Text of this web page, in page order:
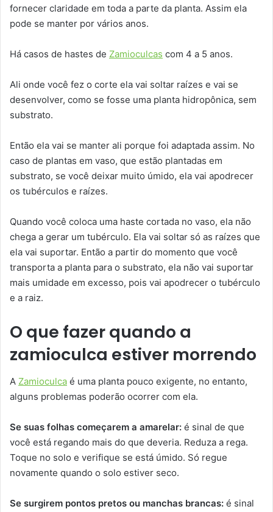
fornecer claridade em toda a parte da planta. Assim ela
pode se manter por vários anos.
Há casos de hastes de Zamioculcas com 4 a 5 anos.
Ali onde você fez o corte ela vai soltar raízes e vai se
desenvolver, como se fosse uma planta hidropônica, sem
substrato.
Então ela vai se manter ali porque foi adaptada assim. No
caso de plantas em vaso, que estão plantadas em
substrato, se você deixar muito úmido, ela vai apodrecer
os tubérculos e raízes.
Quando você coloca uma haste cortada no vaso, ela não
chega a gerar um tubérculo. Ela vai soltar só as raízes que
ela vai suportar. Então a partir do momento que você
transporta a planta para o substrato, ela não vai suportar
mais umidade em excesso, pois vai apodrecer o tubérculo
e a raiz.
O que fazer quando a
zamioculca estiver morrendo
A Zamioculca é uma planta pouco exigente, no entanto,
alguns problemas poderão ocorrer com ela.
Se suas folhas começarem a amarelar: é sinal de que
você está regando mais do que deveria. Reduza a rega.
Toque no solo e verifique se está úmido. Só regue
novamente quando o solo estiver seco.
Se surgirem pontos pretos ou manchas brancas: é sinal